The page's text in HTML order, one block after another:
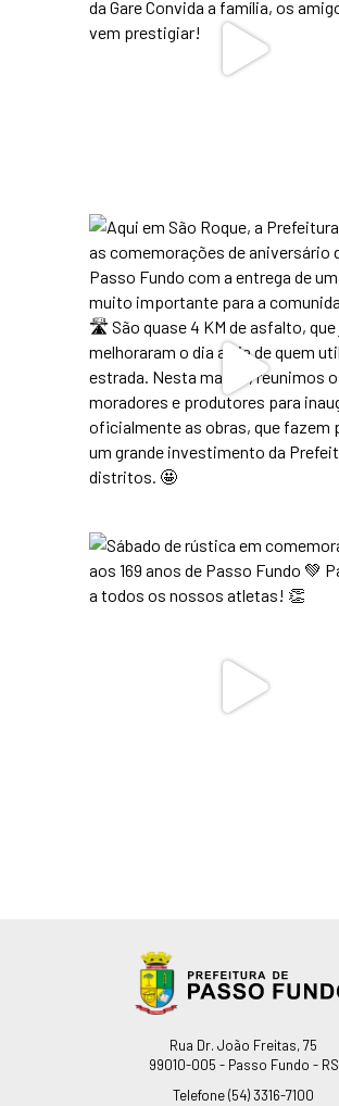
Endereço
Rua Dr. João Freitas, 75
99010-005 - Passo Fundo - RS
Telefone(54) 3316-7100